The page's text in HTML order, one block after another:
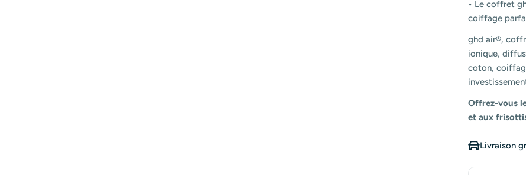
• Le coffret
coiffage
ghd air®,
ionique,
coton,
Offrez-vous
et aux
Livraison